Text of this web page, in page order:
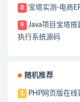
8 宝塔实测-电商
9
Java项目宝塔
执行系统源码
随机推荐
1 PHP网页版在